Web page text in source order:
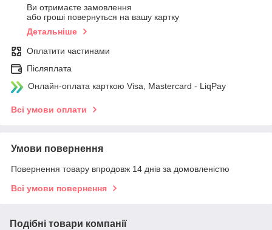
Ви отримаєте замовлення
або гроші повернуться на вашу картку
Детальніше
Оплатити частинами
Післяплата
Онлайн-оплата карткою Visa, Mastercard - LiqPay
Всі умови оплати
Умови повернення
Повернення товару впродовж 14 днів за домовленістю
Всі умови повернення
Подібні товари компанії